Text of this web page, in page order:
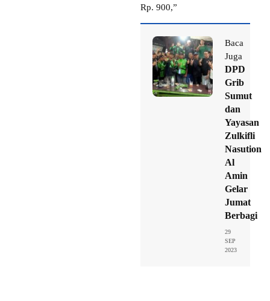
Rp. 900,”
Baca
Juga
DPD
Grib
Sumut
dan
Yayasan
Zulkifli
Nasution
Al
Amin
Gelar
Jumat
Berbagi
29
SEP
2023